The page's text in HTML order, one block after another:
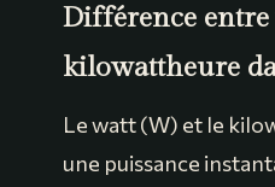
Différence
kilowattheure
Le watt (W) et le
une puissance